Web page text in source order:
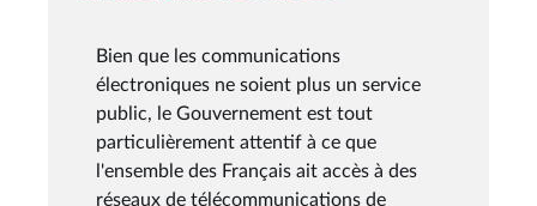
Bien que les communications
électroniques ne soient plus un service
public, le Gouvernement est tout
particulièrement attentif à ce que
l'ensemble des Français ait accès à des
réseaux de télécommunications de